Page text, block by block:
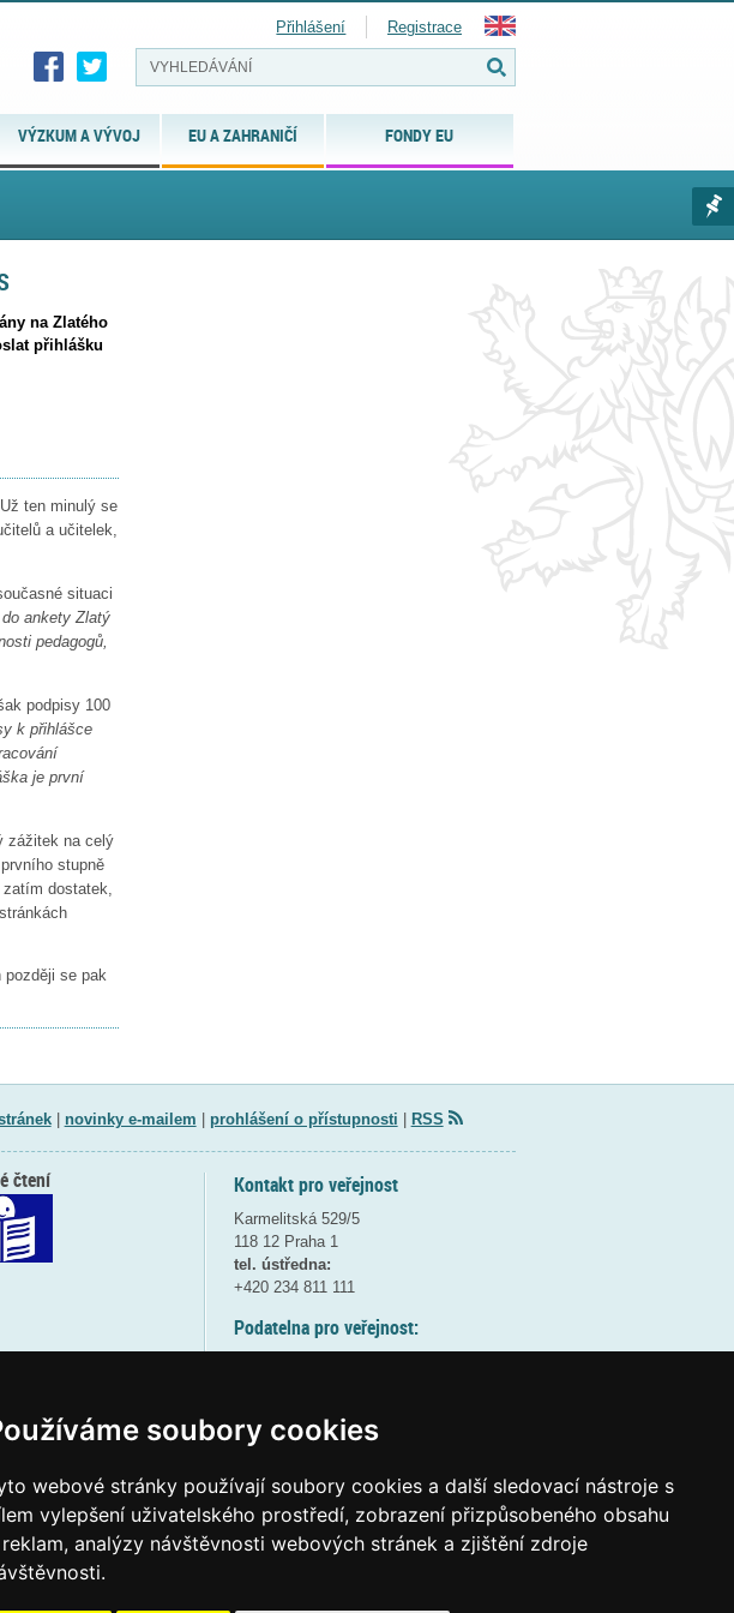
soubory cookies
webové stránky používají soubory cookies a další sledovací nástroje s
vylepšení uživatelského prostředí, zobrazení přizpůsobeného obsahu
analýzy návštěvnosti webových stránek a zjištění zdroje
VÝZKUM A VÝVOJ EU A ZAHRANIČÍ FONDY EU
Přihlášení Registrace
na Zlatého
přihlášku
ten minulý se
a učitelek,
situaci
ankety Zlatý
pedagogů,
podpisy 100
k přihlášce
je první
zážitek na celý
stupně
dostatek,
později se pak
| novinky e-mailem prohlášení o přístupnosti RSS
Kontakt pro veřejnost
Karmelitská 529/5
118 12 Praha 1
tel. ústředna:
+420 234 811 111
Podatelna pro veřejnost:
(více informací
Elektronická podatelna:
posta@msmt.gov.cz
čtení